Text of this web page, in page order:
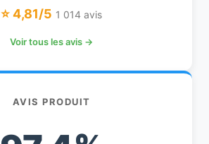
⭐ 4,81/5 1 014 avis
Voir tous les avis →
AVIS PRODUIT